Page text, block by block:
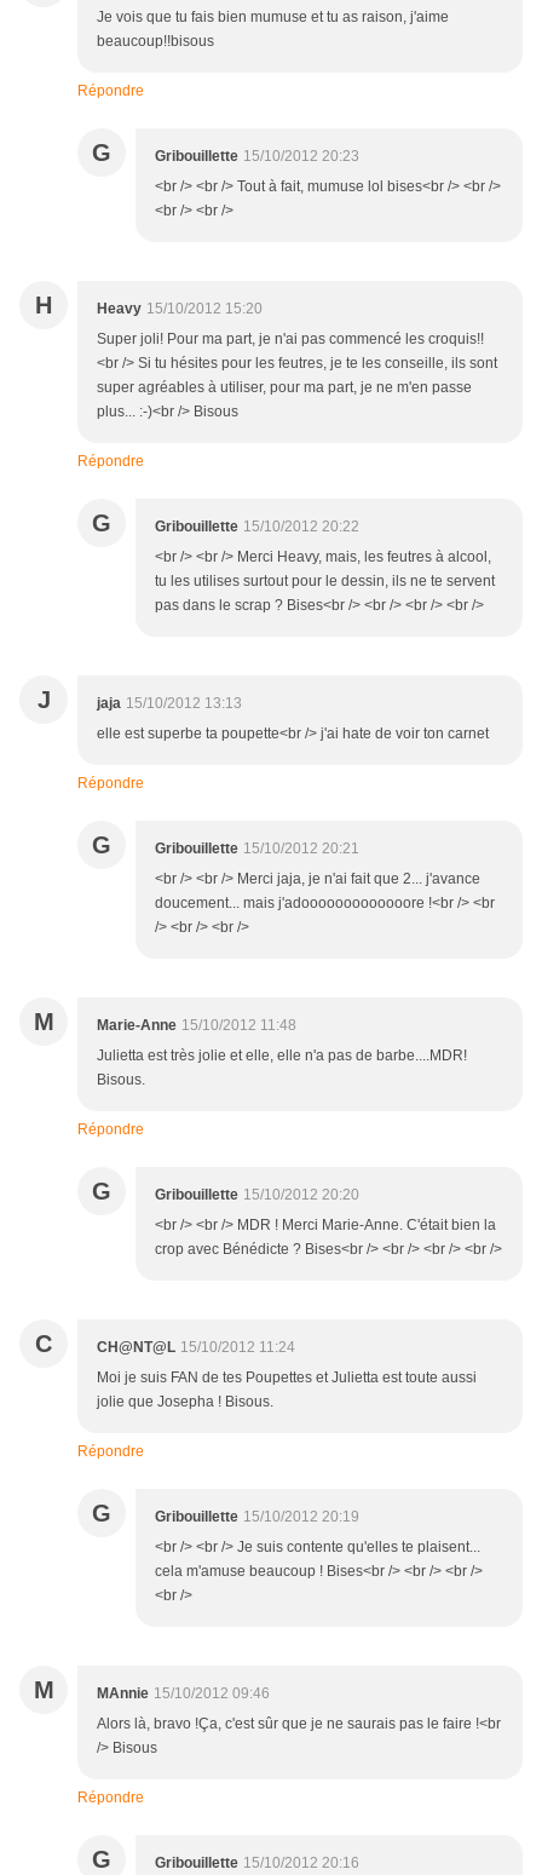
Je vois que tu fais bien mumuse et tu as raison, j'aime
beaucoup!!bisous
Répondre
G Gribouillette 15/10/2012 20:23
<br /> <br /> Tout à fait, mumuse lol bises<br /> <br />
<br /> <br />
H Heavy 15/10/2012 15:20
Super joli! Pour ma part, je n'ai pas commencé les croquis!!
<br /> Si tu hésites pour les feutres, je te les conseille, ils sont
super agréables à utiliser, pour ma part, je ne m'en passe
plus... :-)<br /> Bisous
Répondre
G Gribouillette 15/10/2012 20:22
<br /> <br /> Merci Heavy, mais, les feutres à alcool,
tu les utilises surtout pour le dessin, ils ne te servent
pas dans le scrap ? Bises<br /> <br /> <br /> <br />
J jaja 15/10/2012 13:13
elle est superbe ta poupette<br /> j'ai hate de voir ton carnet
Répondre
G Gribouillette 15/10/2012 20:21
<br /> <br /> Merci jaja, je n'ai fait que 2... j'avance
doucement... mais j'adooooooooooooore !<br /> <br
/> <br /> <br />
M Marie-Anne 15/10/2012 11:48
Julietta est très jolie et elle, elle n'a pas de barbe....MDR!
Bisous.
Répondre
G Gribouillette 15/10/2012 20:20
<br /> <br /> MDR ! Merci Marie-Anne. C'était bien la
crop avec Bénédicte ? Bises<br /> <br /> <br /> <br />
C CH@NT@L 15/10/2012 11:24
Moi je suis FAN de tes Poupettes et Julietta est toute aussi
jolie que Josepha ! Bisous.
Répondre
G Gribouillette 15/10/2012 20:19
<br /> <br /> Je suis contente qu'elles te plaisent...
cela m'amuse beaucoup ! Bises<br /> <br /> <br />
<br />
M MAnnie 15/10/2012 09:46
Alors là, bravo !Ça, c'est sûr que je ne saurais pas le faire !<br
/> Bisous
Répondre
G Gribouillette 15/10/2012 20:16